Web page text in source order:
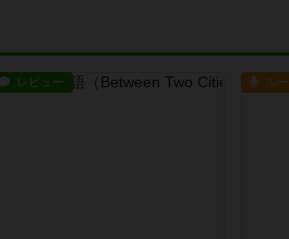
レビュー ル